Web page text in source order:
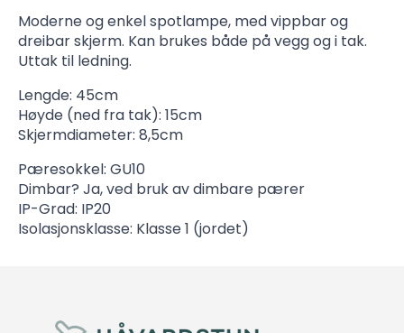
Moderne og enkel spotlampe, med vippbar og
dreibar skjerm. Kan brukes både på vegg og i tak.
Uttak til ledning.
Lengde: 45cm
Høyde (ned fra tak): 15cm
Skjermdiameter: 8,5cm
Pæresokkel: GU10
Dimbar? Ja, ved bruk av dimbare pærer
IP-Grad: IP20
Isolasjonsklasse: Klasse 1 (jordet)